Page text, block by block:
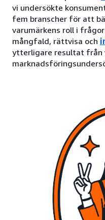
vi undersökte
fem branscher för att
varumärkens roll i
mångfald, rättvisa och
ytterligare resultat från